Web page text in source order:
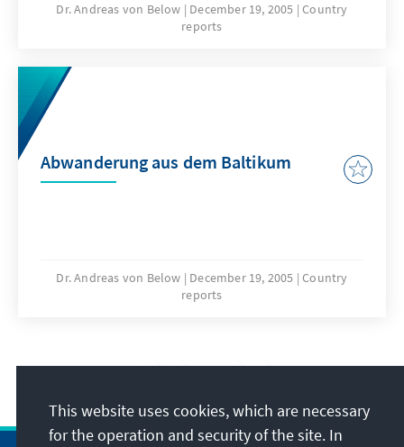
Dr. Andreas von Below December 19, 2005 Country
reports
Abwanderung aus dem Baltikum
Dr. Andreas von Below December 19, 2005 Country
reports
15/20
This website uses cookies, which are necessary
for the operation and security of the site. In